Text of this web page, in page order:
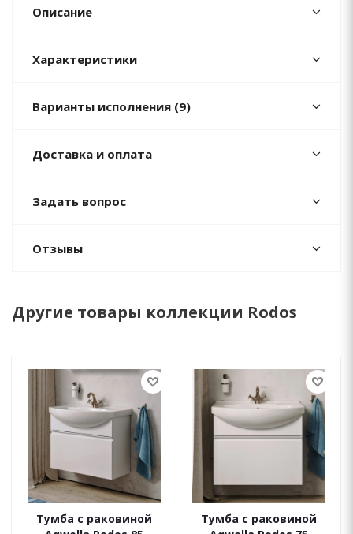
Описание
Характеристики
Варианты исполнения (9)
Доставка и оплата
Задать вопрос
Отзывы
Другие товары коллекции Rodos
Тумба с раковиной
Тумба с раковиной